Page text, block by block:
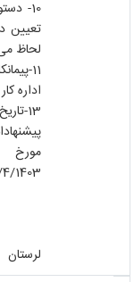
تعیین
لحاظ
11-
اداره
13-
مورخ
13/4/1403راس ساعت 10صبح
لرستان